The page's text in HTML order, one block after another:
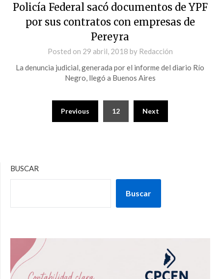
Policía Federal sacó documentos de YPF
por sus contratos con empresas de
Pereyra
Posted on 29 abril, 2018 by Redacción
La denuncia judicial, generada por el informe del diario Río
Negro, llegó a Buenos Aires
Previous 12 Next
BUSCAR
Buscar